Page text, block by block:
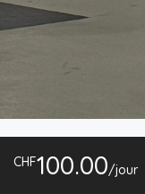
CHF100.00/jour